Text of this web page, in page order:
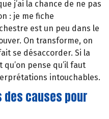
j’ai la chance de ne pas
: je me fiche
est un peu dans le
On transforme, on
se désaccorder. Si la
qu’on pense qu’il faut
intouchables.
des causes pour